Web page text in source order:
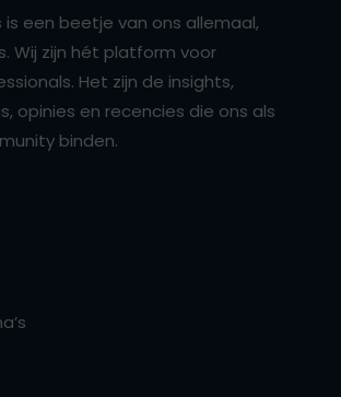
een beetje van ons allemaal,
Wij zijn hét platform voor
Het zijn de insights,
opinies en recencies die ons als
binden.